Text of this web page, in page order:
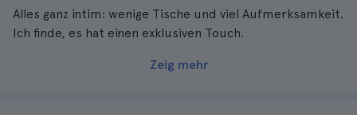
Alles ganz intim: wenige Tische und viel Aufmerksamkeit.
Ich finde, es hat einen exklusiven Touch.
Zeig mehr